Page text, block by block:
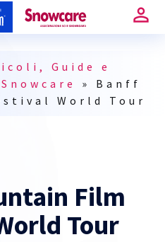
Guide e
» Banff
World Tour
Film
Tour